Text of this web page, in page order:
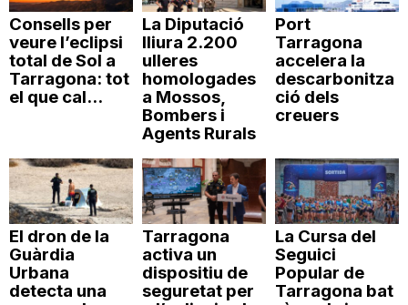
Consells per
veure l’eclipsi
total de Sol a
Tarragona: tot
el que cal...
La Diputació
lliura 2.200
ulleres
homologades
a Mossos,
Bombers i
Agents Rurals
Port
Tarragona
accelera la
descarbonitza
ció dels
creuers
El dron de la
Guàrdia
Urbana
detecta una
Tarragona
activa un
dispositiu de
seguretat per
La Cursa del
Seguici
Popular de
Tarragona bat